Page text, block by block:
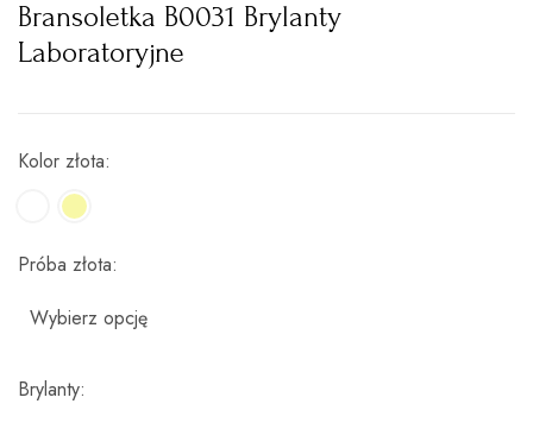
Bransoletka B0031 Brylanty
Laboratoryjne
Kolor złota
Próba złota
Brylanty